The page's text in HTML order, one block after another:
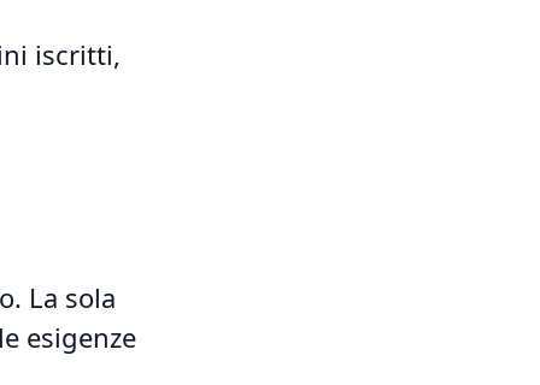
iscritti,
La sola
esigenze